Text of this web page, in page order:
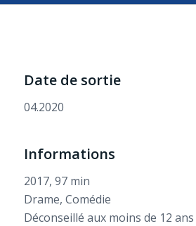
Date de sortie
04.2020
Informations
2017, 97 min
Drame, Comédie
Déconseillé aux moins de 12 ans